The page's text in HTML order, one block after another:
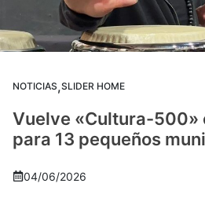
NOTICIAS,SLIDER HOME
Vuelve «Cultura-500»
para 13 pequeños
04/06/2026